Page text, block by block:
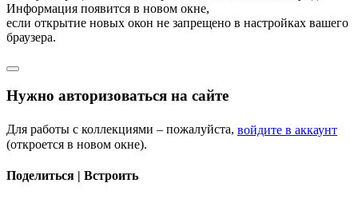
Информация появится в новом окне,
если открытие новых окон не запрещено в настройках вашего
браузера.
Нужно авторизоваться на сайте
Для работы с коллекциями – пожалуйста, войдите в аккаунт
(откроется в новом окне).
Поделиться | Встроить